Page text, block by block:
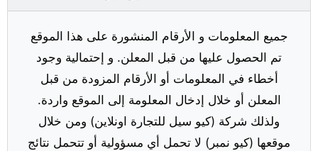
جميع المعلومات و الأرقام المنشورة على هذا الموقع
تم الحصول عليها من قبل المعلن. و إحتمالية وجود
أخطاء في المعلومات أو الأرقام المزودة من قبل
المعلن أو خلال إدخال المعلومة إلى الموقع واردة.
ولذلك شركة (كيو سيل للتجارة اونلاين) ومن خلال
موقعها (كيو نمبر) لا تحمل أي مسؤولية أو تتحمل نتائج